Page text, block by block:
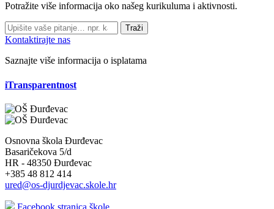
Potražite više informacija oko našeg kurikuluma i aktivnosti.
Traži
Kontaktirajte nas
Saznajte više informacija o isplatama
iTransparentnost
Osnovna škola Đurđevac
Basaričekova 5/d
HR - 48350 Đurđevac
+385 48 812 414
ured@os-djurdjevac.skole.hr
Facebook stranica škole